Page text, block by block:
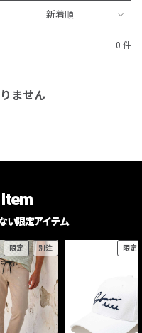
新着順
0 件
ません
い限定アイテム
限定 別注 限定